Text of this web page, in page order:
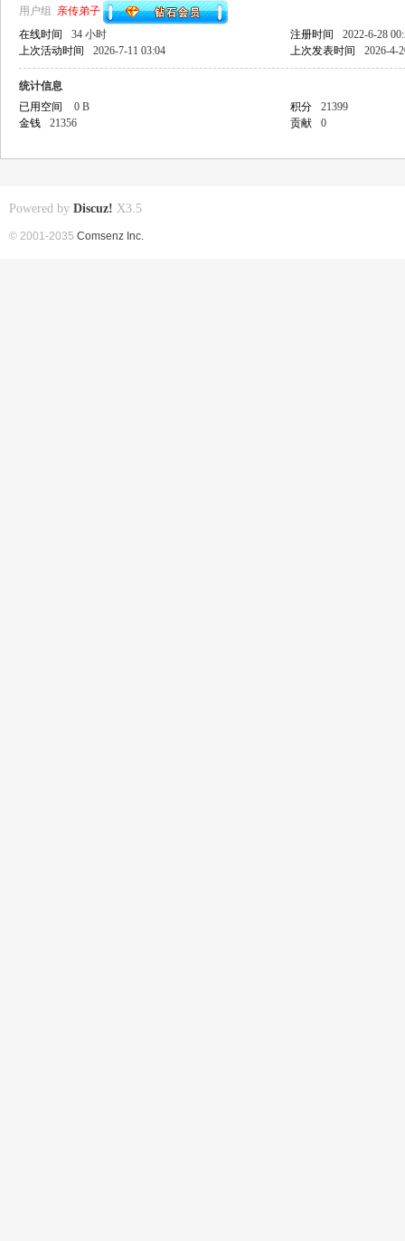
用户组 亲传弟子
在线时间
34 小时 注册时间
2022-6-28
上次活动时间
2026-7-11 03:04 上次发表时间 2026-4-
统计信息
已用空间
0 B 积分
21399
金钱
21356 贡献 0
Powered by Discuz! X3.5
© 2001-2035 Comsenz Inc.